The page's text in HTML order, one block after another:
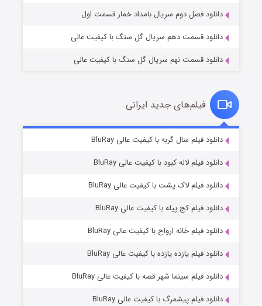
قسمت۶ (زیرنویس) منتشر شد
دانلود فصل دوم سریال بامداد خمار قسمت اول
دانلود قسمت دهم سریال گل سنگ با کیفیت عالی
دانلود قسمت نهم سریال گل سنگ با کیفیت عالی
فیلم‌های جدید ایرانی
دانلود فیلم سال گربه با کیفیت عالی BluRay
دانلود فیلم لاله کبود با کیفیت عالی BluRay
دانلود فیلم لاک پشت با کیفیت عالی BluRay
دانلود فیلم کج‌ پیله با کیفیت عالی BluRay
دانلود فیلم خانه ارواح با کیفیت عالی BluRay
دانلود فیلم یازده یازده با کیفیت عالی BluRay
دانلود فیلم سینما شهر قصه با کیفیت عالی BluRay
دانلود فیلم پیشمرگ با کیفیت عالی BluRay